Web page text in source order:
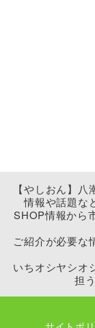
【やしおん】
情報や話題な
SHOP情報から
ご紹介が必要な
いちオシヤシオ
担